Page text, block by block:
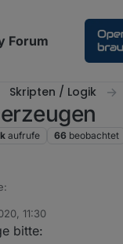
Forum
Skripten / Logik
aufrufe 66 beobachtet
"0_userdata.0" nicht.
11:30
bitte: